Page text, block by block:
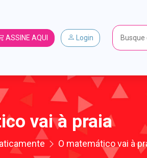
ASSINE AQUI Login
vai à praia
O matemático vai à